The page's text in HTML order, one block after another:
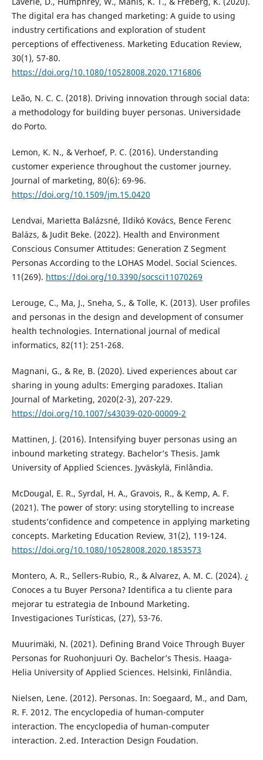
The digital era has changed marketing: A guide to using
industry certifications and exploration of student
perceptions of effectiveness. Marketing Education Review,
30(1), 57-80.
https://doi.org/10.1080/10528008.2020.1716806
Leão, N. C. C. (2018). Driving innovation through social data:
a methodology for building buyer personas. Universidade
do Porto.
Lemon, K. N., & Verhoef, P. C. (2016). Understanding
customer experience throughout the customer journey.
Journal of marketing, 80(6): 69-96.
https://doi.org/10.1509/jm.15.0420
Lendvai, Marietta Balázsné, Ildikó Kovács, Bence Ferenc
Balázs, & Judit Beke. (2022). Health and Environment
Conscious Consumer Attitudes: Generation Z Segment
Personas According to the LOHAS Model. Social Sciences.
11(269). https://doi.org/10.3390/socsci11070269
Lerouge, C., Ma, J., Sneha, S., & Tolle, K. (2013). User profiles
and personas in the design and development of consumer
health technologies. International journal of medical
informatics, 82(11): 251-268.
Magnani, G., & Re, B. (2020). Lived experiences about car
sharing in young adults: Emerging paradoxes. Italian
Journal of Marketing, 2020(2-3), 207-229.
https://doi.org/10.1007/s43039-020-00009-2
Mattinen, J. (2016). Intensifying buyer personas using an
inbound marketing strategy. Bachelor’s Thesis. Jamk
University of Applied Sciences. Jyväskylä, Finlândia.
McDougal, E. R., Syrdal, H. A., Gravois, R., & Kemp, A. F.
(2021). The power of story: using storytelling to increase
students’confidence and competence in applying marketing
concepts. Marketing Education Review, 31(2), 119-124.
https://doi.org/10.1080/10528008.2020.1853573
Montero, A. R., Sellers-Rubio, R., & Alvarez, A. M. C. (2024). ¿
Conoces a tu Buyer Persona? Identifica a tu cliente para
mejorar tu estrategia de Inbound Marketing.
Investigaciones Turísticas, (27), 53-76.
Muurimäki, N. (2021). Defining Brand Voice Through Buyer
Personas for Ruohonjuuri Oy. Bachelor’s Thesis. Haaga-
Helia University of Applied Sciences. Helsinki, Finlândia.
Nielsen, Lene. (2012). Personas. In: Soegaard, M., and Dam,
R. F. 2012. The encyclopedia of human-computer
interaction. The encyclopedia of human-computer
interaction. 2.ed. Interaction Design Foudation.